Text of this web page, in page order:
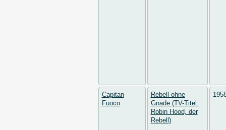
Capitan
Fuoco
Rebell ohne
Gnade (TV-Titel:
Robin Hood, der
Rebell)